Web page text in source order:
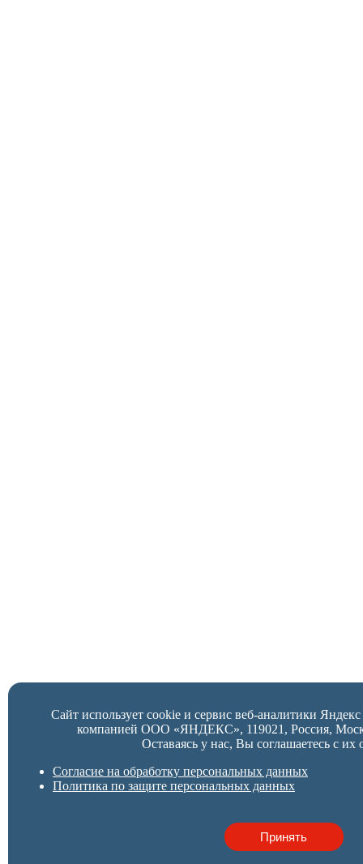
Сайт использует cookie и сервис веб-аналитики
компанией ООО «ЯНДЕКС», 119021, Россия,
Оставаясь у нас, Вы соглашаетесь с их
Согласие на обработку персональных данных
Политика по защите персональных данных
Принять